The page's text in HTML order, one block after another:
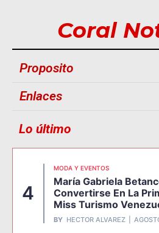
Coral
Proposito
Enlaces
Lo último
4
MODA Y EVENTOS
María Gabriela
Convertirse En La
Miss Turismo
BY HECTOR ALVAREZ